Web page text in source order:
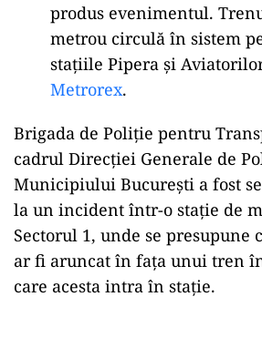
produs evenimentul.
metrou circulă în sistem
stațiile Pipera și
Metrorex.
Brigada de Poliție pentru
cadrul Direcției Generale de
Municipiului București a fost
la un incident într-o stație de
Sectorul 1, unde se presupune
ar fi aruncat în fața unui tren
care acesta intra în stație.